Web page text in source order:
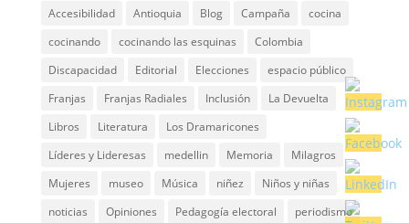
Accesibilidad Antioquia Blog Campaña
cocina
cocinando
cocinando las esquinas
Colombia
Discapacidad
Editorial Elecciones
espacio público
Franjas
Franjas Radiales Inclusión
La Devuelta
Libros
Literatura
Los Dramaricones
Líderes y Lideresas
medellin Memoria
Milagros
Mujeres
museo Música niñez
Niños y niñas
noticias
Opiniones Pedagogía electoral
periodismo